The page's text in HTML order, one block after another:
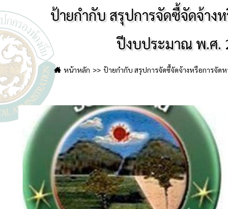
ป้ายกำกับ สรุปการจัดซื้จัดจ้าง
ปีงบประมาณ พ.ศ.
หน้าหลัก ป้ายกำกับ สรุปการจัดซื้จัดจ้างหรือการจั